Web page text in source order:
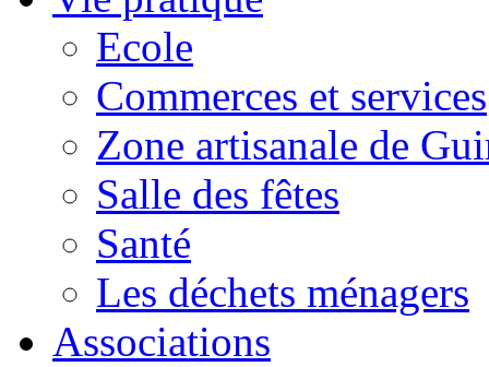
Ecole
Commerces et services
Zone artisanale de
Salle des fêtes
Santé
Les déchets ménagers
Associations